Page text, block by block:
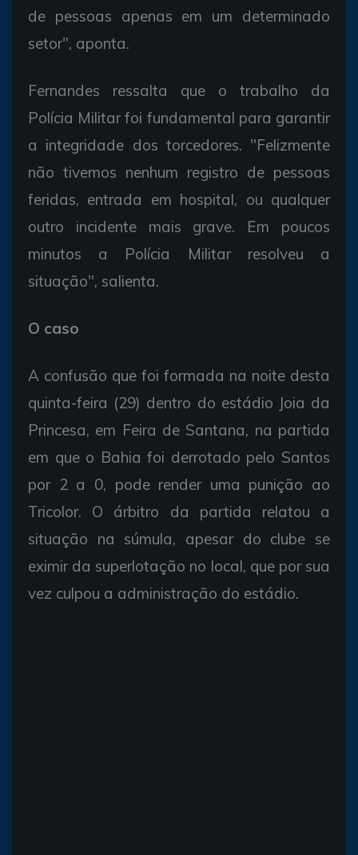
de pessoas apenas em um determinado
setor", aponta.
Fernandes ressalta que o trabalho da
Polícia Militar foi fundamental para garantir
a integridade dos torcedores. "Felizmente
não tivemos nenhum registro de pessoas
feridas, entrada em hospital, ou qualquer
outro incidente mais grave. Em poucos
minutos a Polícia Militar resolveu a
situação", salienta.
O caso
A confusão que foi formada na noite desta
quinta-feira (29) dentro do estádio Joia da
Princesa, em Feira de Santana, na partida
em que o Bahia foi derrotado pelo Santos
por 2 a 0, pode render uma punição ao
Tricolor. O árbitro da partida relatou a
situação na súmula, apesar do clube se
eximir da superlotação no local, que por sua
vez culpou a administração do estádio.